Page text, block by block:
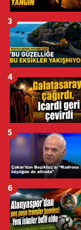
3
4
5
6